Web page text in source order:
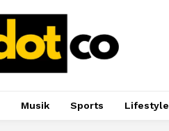
Musik Sports Lifestyle